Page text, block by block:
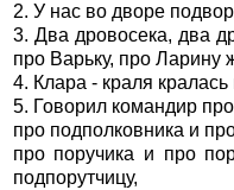
2. У нас во дворе
3. Два дровосека, два
про Варьку, про Ларину
4. Клара - краля кралась
5. Говорил командир
про подполковника и
про поручика и про
подпорутчицу,